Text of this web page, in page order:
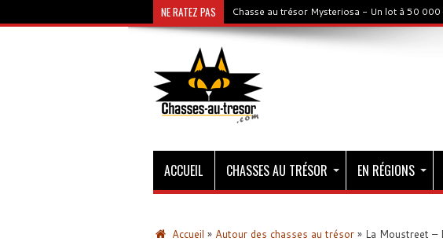
NE RATEZ PAS Chasse au trésor Mysteriosa - Un lot à 50 000
ACCUEIL CHASSES AU TRÉSOR EN RÉGIONS
Accueil » Autour des chasses au trésor » La Moustreet –